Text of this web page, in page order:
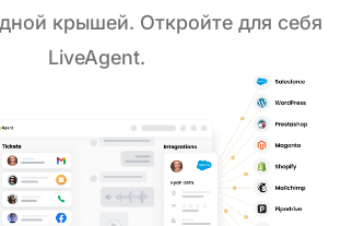
крышей. Откройте для себя
LiveAgent.